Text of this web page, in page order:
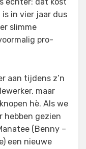
is in vier jaar dus
slimme
pro-
aan tijdens z’n
maar
hè. Als we
hebben gezien
(Benny –
een nieuwe